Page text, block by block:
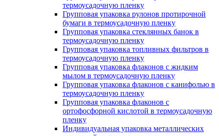
термоусадочную пленку
Групповая упаковка рулонов протирочной
бумаги в термоусадочную пленку
Групповая упаковка стеклянных банок в
термоусадочную пленку
Групповая упаковка топливных фильтров в
термоусадочную пленку
Групповая упаковка флаконов с жидким
мылом в термоусадочную пленку
Групповая упаковка флаконов с канифолью в
термоусадочную пленку
Групповая упаковка флаконов с
ортофосфорной кислотой в термоусадочную
пленку
Индивидуальная упаковка металлических